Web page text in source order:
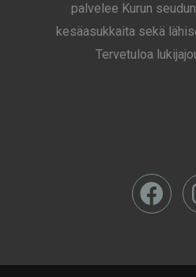
palvelee Kurun
kesäasukkaita sekä
Tervetuloa